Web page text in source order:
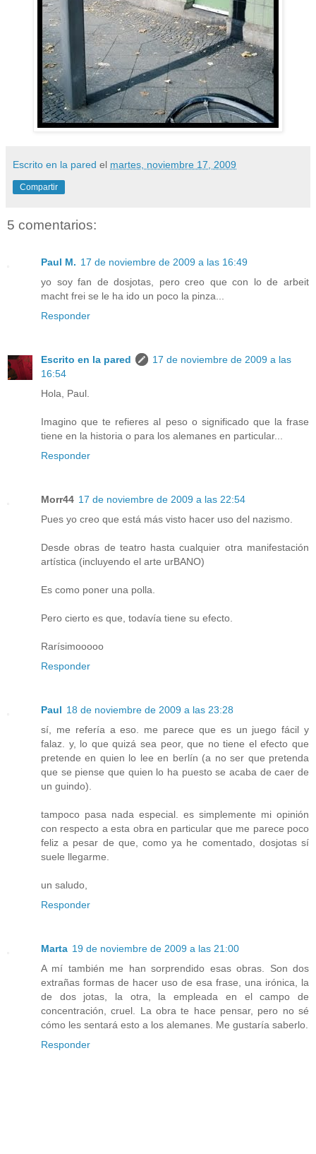
Escrito en la pared el martes, noviembre 17, 2009
Compartir
5 comentarios:
Paul M. 17 de noviembre de 2009 a las 16:49
yo soy fan de dosjotas, pero creo que con lo de arbeit
macht frei se le ha ido un poco la pinza...
Responder
Escrito en la pared
17 de noviembre de 2009 a las
16:54
Hola, Paul.
Imagino que te refieres al peso o significado que la frase
tiene en la historia o para los alemanes en particular...
Responder
Morr44 17 de noviembre de 2009 a las 22:54
Pues yo creo que está más visto hacer uso del nazismo.
Desde obras de teatro hasta cualquier otra manifestación
artística (incluyendo el arte urBANO)
Es como poner una polla.
Pero cierto es que, todavía tiene su efecto.
Rarísimooooo
Responder
Paul 18 de noviembre de 2009 a las 23:28
sí, me refería a eso. me parece que es un juego fácil y
falaz. y, lo que quizá sea peor, que no tiene el efecto que
pretende en quien lo lee en berlín (a no ser que pretenda
que se piense que quien lo ha puesto se acaba de caer de
un guindo).
tampoco pasa nada especial. es simplemente mi opinión
con respecto a esta obra en particular que me parece poco
feliz a pesar de que, como ya he comentado, dosjotas sí
suele llegarme.
un saludo,
Responder
Marta 19 de noviembre de 2009 a las 21:00
A mí también me han sorprendido esas obras. Son dos
extrañas formas de hacer uso de esa frase, una irónica, la
de dos jotas, la otra, la empleada en el campo de
concentración, cruel. La obra te hace pensar, pero no sé
cómo les sentará esto a los alemanes. Me gustaría saberlo.
Responder